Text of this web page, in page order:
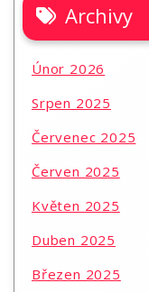
Archivy
Únor 2026
Srpen 2025
Červenec 2025
Červen 2025
Květen 2025
Duben 2025
Březen 2025